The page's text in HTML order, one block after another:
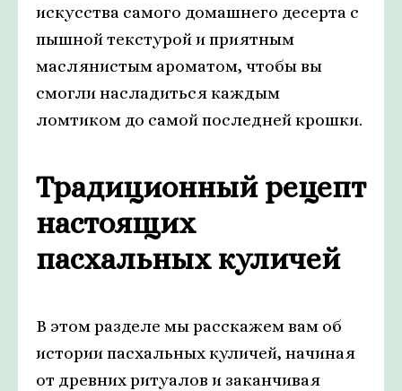
искусства самого домашнего десерта с
пышной текстурой и приятным
маслянистым ароматом, чтобы вы
смогли насладиться каждым
ломтиком до самой последней крошки.
Традиционный рецепт
настоящих
пасхальных куличей
В этом разделе мы расскажем вам об
истории пасхальных куличей, начиная
от древних ритуалов и заканчивая